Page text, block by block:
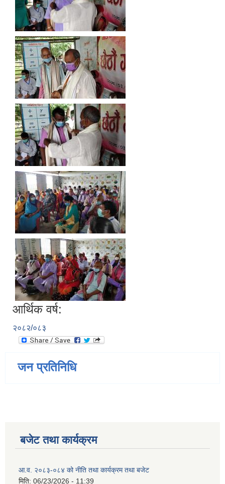
आर्थिक वर्ष:
२०८२/०८३
जन प्रतिनिधि
बजेट तथा कार्यक्रम
आ.व. २०८३-०८४ को नीति तथा कार्यक्रम तथा बजेट
मिति: 06/23/2026 - 11:39